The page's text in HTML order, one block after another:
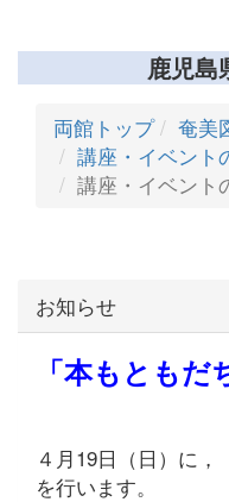
鹿児島
両館トップ
奄美
講座・イベント
講座・イベント
お知らせ
「本もともだ
４月19日（日）に，
を行います。